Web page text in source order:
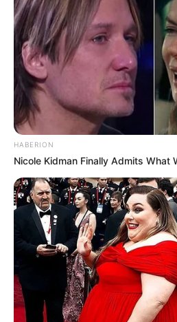
+A bactéria que tem matado crianças
+Fenasce recebe dirigentes do
+ Abuso sexual infantil: Polícia
de busca...
Cidades entregam kits aos
Agente.
Lei Federal garante o pagamento
nos R$ 2.424
HABERION
Nicole Kidman Finally Admits What